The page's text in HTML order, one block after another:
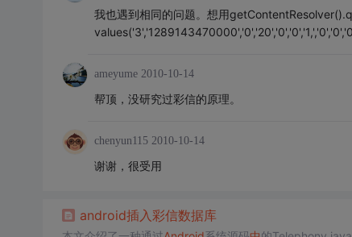
我也遇到相同的问题。想用
ameyume 2010-10-14
帮顶，没研究过彩信的原理。
chenyun115 2010-10-14
谢谢，很受用
android插入彩信数据库